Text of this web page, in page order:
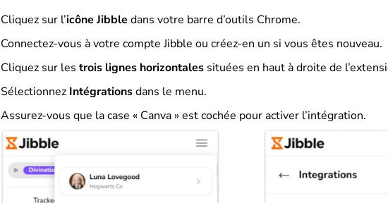
Cliquez sur l’icône Jibble dans votre barre d’outils Chrome.
Connectez-vous à votre compte Jibble ou créez-en un si vous êtes nouveau.
Cliquez sur les trois lignes horizontales situées en haut à droite de
Sélectionnez Intégrationsdans le menu.
Assurez-vous que la case « Canva » est cochée pour activer l’intégration.